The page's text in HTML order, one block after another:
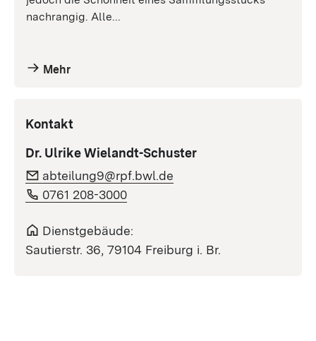
Kontakt
Dr. Ulrike Wielandt-Schuster
abteilung9@rpf.bwl.de
0761 208-3000
Dienstgebäude:
Sautierstr. 36, 79104 Freiburg i. Br.
nachrangig. Alle...
Mehr